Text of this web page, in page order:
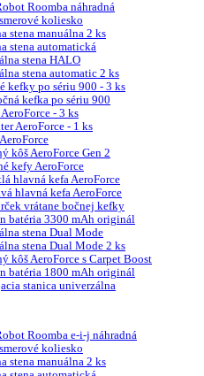
Roomba náhradná
koliesko
stena manuálna 2 ks
stena automatická
stena HALO
stena automatic 2 ks
kefky po sériu 900 - 3 ks
kefka po sériu 900
- 3 ks
AeroForce - 1 ks
kôš AeroForce Gen 2
kefy AeroForce
hlavná kefa AeroForce
hlavná kefa AeroForce
vrátane bočnej kefky
batéria 3300 mAh originál
stena Dual Mode
stena Dual Mode 2 ks
kôš AeroForce s Carpet Boost
batéria 1800 mAh originál
stanica univerzálna
Roomba e-i-j náhradná
koliesko
stena manuálna 2 ks